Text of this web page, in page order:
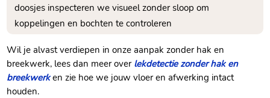
doosjes inspecteren we visueel zonder sloop om
koppelingen en bochten te controleren
Wil je alvast verdiepen in onze aanpak zonder hak en
breekwerk, lees dan meer over lekdetectie zonder hak en
breekwerken zie hoe we jouw vloer en afwerking intact
houden.​